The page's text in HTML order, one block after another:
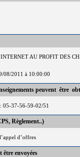
AU PROFIT DES
08/2011 à 10:00:00
peuvent être
05-37-56-59-02/51
Règlement..)
d’offres
être envoyées